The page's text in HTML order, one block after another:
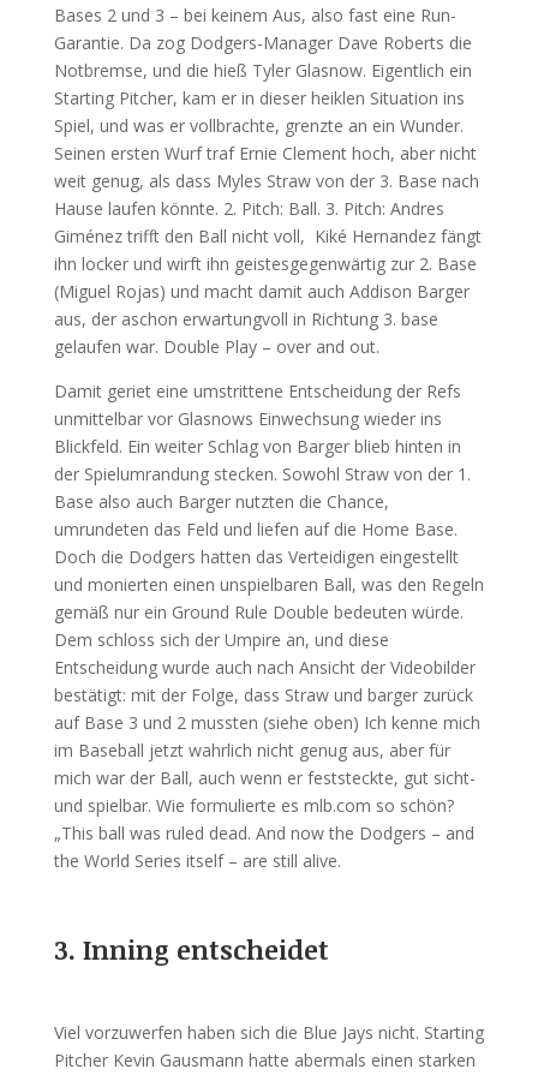
Bases 2 und 3 – bei keinem Aus, also fast eine Run-
Garantie. Da zog Dodgers-Manager Dave Roberts die
Notbremse, und die hieß Tyler Glasnow. Eigentlich ein
Starting Pitcher, kam er in dieser heiklen Situation ins
Spiel, und was er vollbrachte, grenzte an ein Wunder.
Seinen ersten Wurf traf Ernie Clement hoch, aber nicht
weit genug, als dass Myles Straw von der 3. Base nach
Hause laufen könnte. 2. Pitch: Ball. 3. Pitch: Andres
Giménez trifft den Ball nicht voll, Kiké Hernandez fängt
ihn locker und wirft ihn geistesgegenwärtig zur 2. Base
(Miguel Rojas) und macht damit auch Addison Barger
aus, der aschon erwartungvoll in Richtung 3. base
gelaufen war. Double Play – over and out.
Damit geriet eine umstrittene Entscheidung der Refs
unmittelbar vor Glasnows Einwechsung wieder ins
Blickfeld. Ein weiter Schlag von Barger blieb hinten in
der Spielumrandung stecken. Sowohl Straw von der 1.
Base also auch Barger nutzten die Chance,
umrundeten das Feld und liefen auf die Home Base.
Doch die Dodgers hatten das Verteidigen eingestellt
und monierten einen unspielbaren Ball, was den Regeln
gemäß nur ein Ground Rule Double bedeuten würde.
Dem schloss sich der Umpire an, und diese
Entscheidung wurde auch nach Ansicht der Videobilder
bestätigt: mit der Folge, dass Straw und barger zurück
auf Base 3 und 2 mussten (siehe oben) Ich kenne mich
im Baseball jetzt wahrlich nicht genug aus, aber für
mich war der Ball, auch wenn er feststeckte, gut sicht-
und spielbar. Wie formulierte es mlb.com so schön?
„This ball was ruled dead. And now the Dodgers – and
the World Series itself – are still alive.
3. Inning entscheidet
Viel vorzuwerfen haben sich die Blue Jays nicht. Starting
Pitcher Kevin Gausmann hatte abermals einen starken